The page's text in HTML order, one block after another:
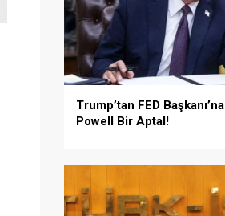
Trump’tan FED
Powell Bir Aptal!